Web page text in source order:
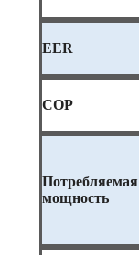
EER
COP
Потребляемая
мощность